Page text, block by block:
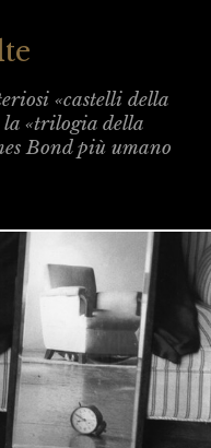
«castelli della
la «trilogia della
Bond più umano